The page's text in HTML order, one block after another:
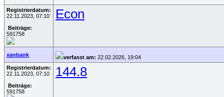
Registrierdatum:
22.11.2023, 07:10
Beiträge:
591758
Econ
xanbank verfasst am: 22.02.2026, 19:04
Registrierdatum:
22.11.2023, 07:10
Beiträge:
591758
144.8